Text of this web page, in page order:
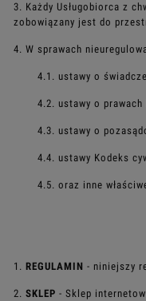
3. Każdy Usługobiorca z
zobowiązany jest do
4. W sprawach
4.1. ustawy o
4.2. ustawy o
4.3. ustawy o
4.4. ustawy Kodeks
4.5. oraz inne
1. REGULAMIN - niniejszy
2. SKLEP - Sklep